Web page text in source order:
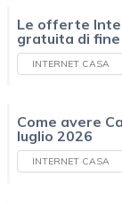
Le offerte
gratuita di
INTERNET CASA
Come avere
luglio 2026
INTERNET CASA